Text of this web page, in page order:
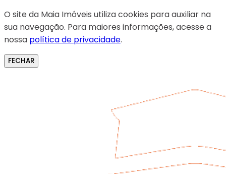
O site da Maia Imóveis utiliza cookies para auxiliar na
sua navegação. Para maiores informações, acesse a
nossa política de privacidade.
FECHAR